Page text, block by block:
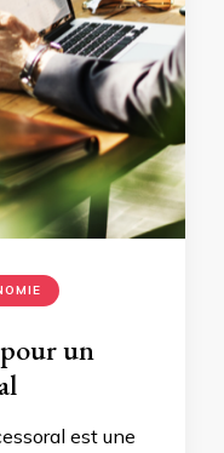
un
est une